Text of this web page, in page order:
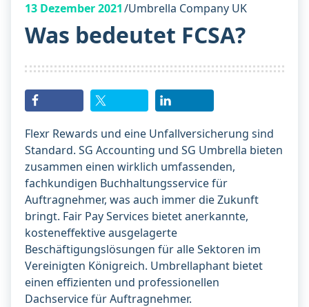
13 Dezember 2021 Umbrella Company UK
Was bedeutet FCSA?
Flexr Rewards und eine Unfallversicherung sind
Standard. SG Accounting und SG Umbrella bieten
zusammen einen wirklich umfassenden,
fachkundigen Buchhaltungsservice für
Auftragnehmer, was auch immer die Zukunft
bringt. Fair Pay Services bietet anerkannte,
kosteneffektive ausgelagerte
Beschäftigungslösungen für alle Sektoren im
Vereinigten Königreich. Umbrellaphant bietet
einen effizienten und professionellen
Dachservice für Auftragnehmer.